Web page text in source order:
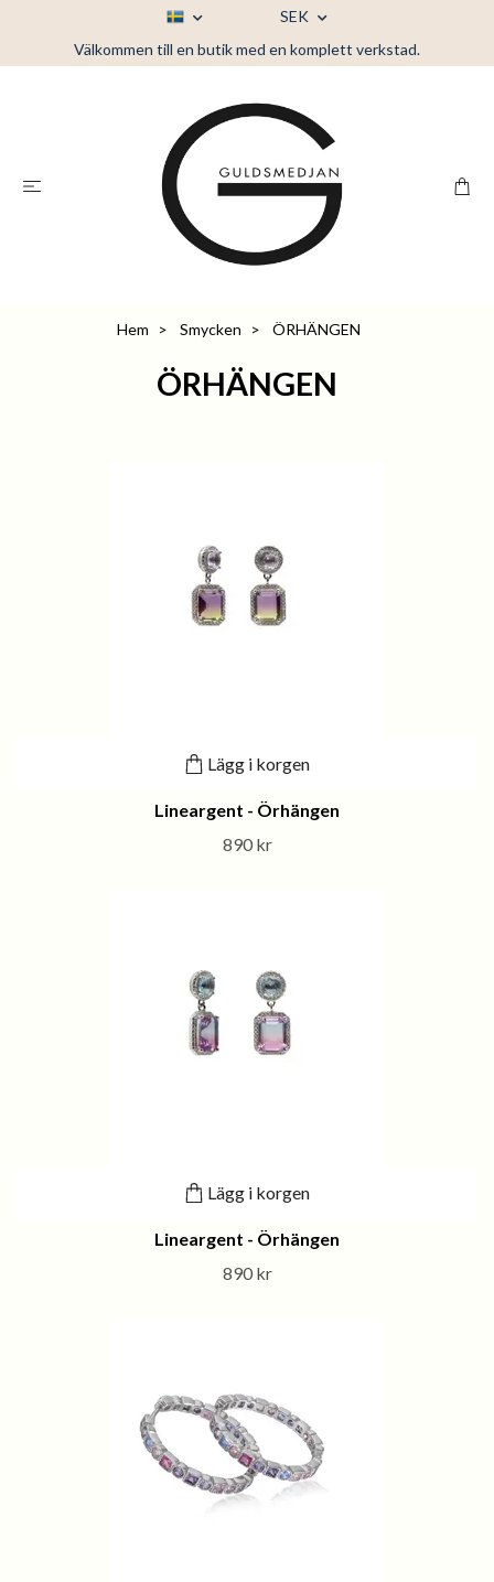
SEK
Välkommen till en butik med en komplett verkstad.
Hem Smycken ÖRHÄNGEN
ÖRHÄNGEN
Lägg i korgen
Lineargent - Örhängen
890 kr
Lägg i korgen
Lineargent - Örhängen
890 kr